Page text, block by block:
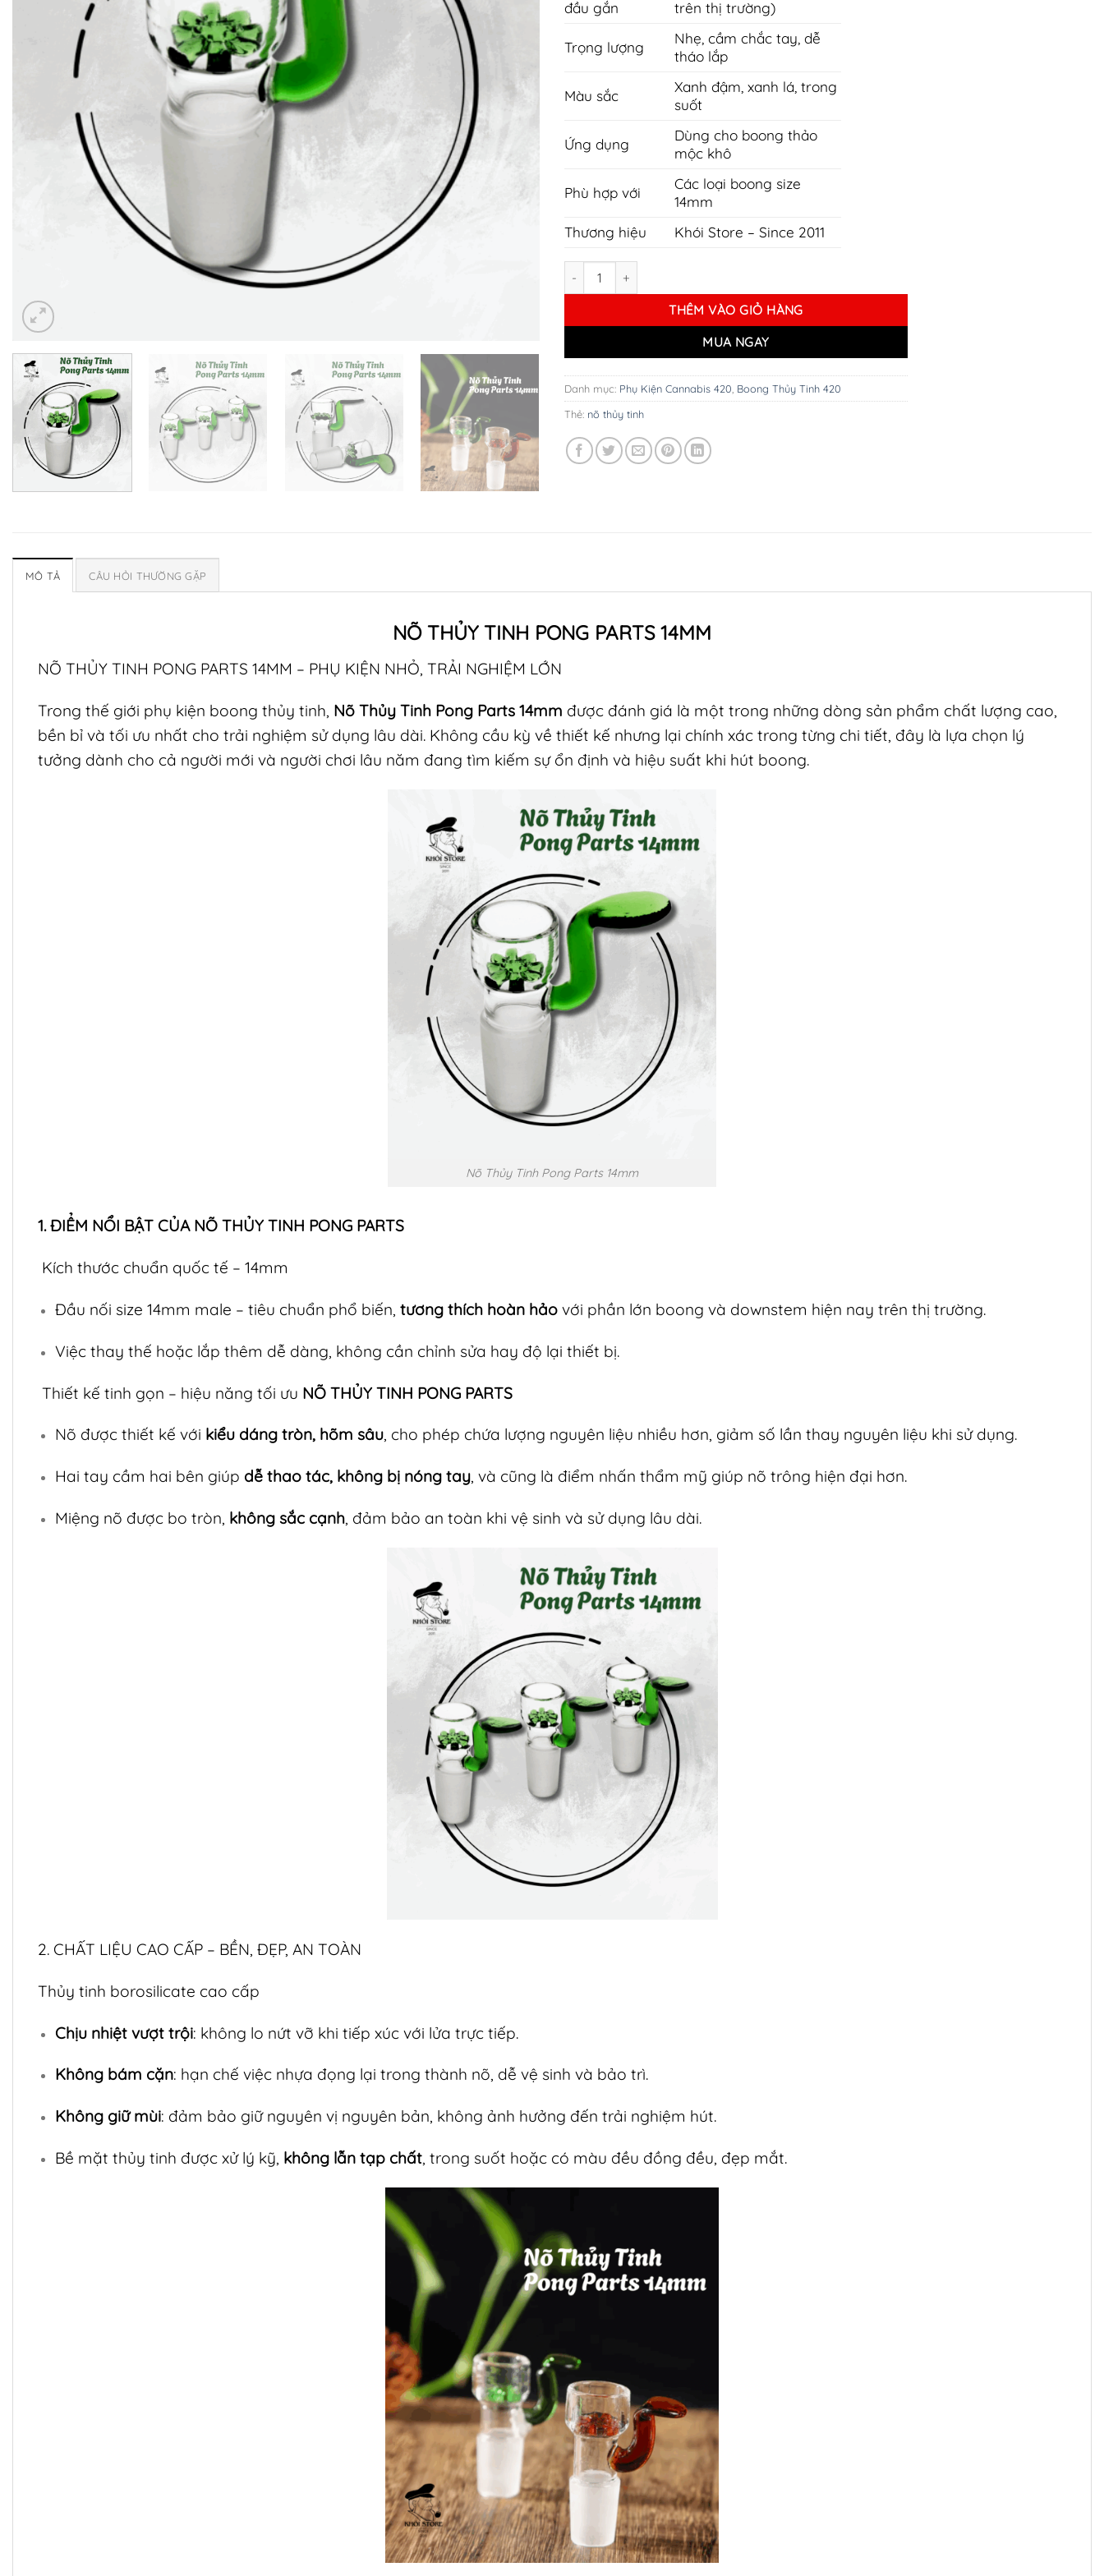
đầu gắn
trên thị trường)
Trọng lượng
Nhẹ, cầm chắc tay, dễ
tháo lắp
Màu sắc
Xanh đậm, xanh lá, trong
suốt
Ứng dụng
Dùng cho boong thảo
mộc khô
Phù hợp với
Các loại boong size
14mm
Thương hiệu
Khói Store – Since 2011
NÕ THỦY TINH PONG PARTS 14MM số lượng
THÊM VÀO GIỎ HÀNG
MUA NGAY
Danh mục: Phụ Kiện Cannabis 420 Boong Thủy Tinh 420
Thẻ: nõ thủy tinh
MÔ TẢ CÂU HỎI THƯỜNG GẶP
NÕ THỦY TINH PONG PARTS 14MM
NÕ THỦY TINH PONG PARTS 14MM – PHỤ KIỆN NHỎ, TRẢI NGHIỆM LỚN
Trong thế giới phụ kiện boong thủy tinh, Nõ Thủy Tinh Pong Parts 14mm được đánh giá là một trong những dòng sản phẩm chất lượng cao,
bền bỉ và tối ưu nhất cho trải nghiệm sử dụng lâu dài. Không cầu kỳ về thiết kế nhưng lại chính xác trong từng chi tiết, đây là lựa chọn lý
tưởng dành cho cả người mới và người chơi lâu năm đang tìm kiếm sự ổn định và hiệu suất khi hút boong.
Nõ Thủy Tinh Pong Parts 14mm
1. ĐIỂM NỔI BẬT CỦA NÕ THỦY TINH PONG PARTS
Kích thước chuẩn quốc tế – 14mm
Đầu nối size 14mm male – tiêu chuẩn phổ biến, tương thích hoàn hảovới phần lớn boong và downstem hiện nay trên thị trường.
Việc thay thế hoặc lắp thêm dễ dàng, không cần chỉnh sửa hay độ lại thiết bị.
Thiết kế tinh gọn – hiệu năng tối ưu NÕ THỦY TINH PONG PARTS
Nõ được thiết kế với kiểu dáng tròn, hõm sâu, cho phép chứa lượng nguyên liệu nhiều hơn, giảm số lần thay nguyên liệu khi sử dụng.
Hai tay cầm hai bên giúp dễ thao tác, không bị nóng tay, và cũng là điểm nhấn thẩm mỹ giúp nõ trông hiện đại hơn.
Miệng nõ được bo tròn, không sắc cạnh, đảm bảo an toàn khi vệ sinh và sử dụng lâu dài.
2. CHẤT LIỆU CAO CẤP – BỀN, ĐẸP, AN TOÀN
Thủy tinh borosilicate cao cấp
Chịu nhiệt vượt trội: không lo nứt vỡ khi tiếp xúc với lửa trực tiếp.
Không bám cặn: hạn chế việc nhựa đọng lại trong thành nõ, dễ vệ sinh và bảo trì.
Không giữ mùi: đảm bảo giữ nguyên vị nguyên bản, không ảnh hưởng đến trải nghiệm hút.
Bề mặt thủy tinh được xử lý kỹ, không lẫn tạp chất, trong suốt hoặc có màu đều đồng đều, đẹp mắt.